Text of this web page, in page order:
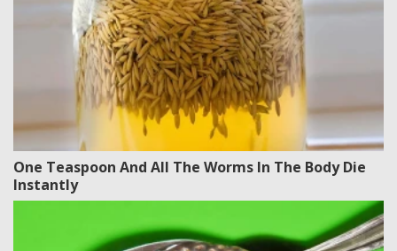
One Teaspoon And All The Worms In The Body Die
Instantly